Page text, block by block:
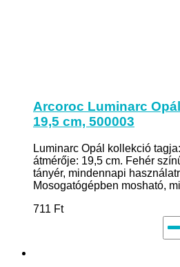
Arcoroc Luminarc
19,5 cm, 500003
Luminarc Opál kollekció
átmérője: 19,5 cm. Fehér
tányér, mindennapi
Mosogatógépben mosható,
711 Ft